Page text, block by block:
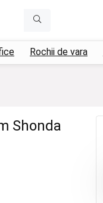
Rochii de vara
Shonda